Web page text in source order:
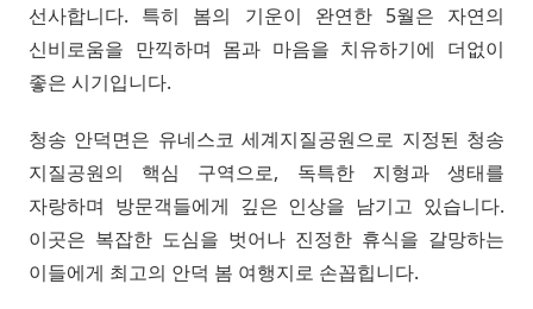
선사합니다. 특히 봄의 기운이 완연한 5월은 자연의
신비로움을 만끽하며 몸과 마음을 치유하기에 더없이
좋은 시기입니다.
청송 안덕면은 유네스코 세계지질공원으로 지정된 청송
지질공원의 핵심 구역으로, 독특한 지형과 생태를
자랑하며 방문객들에게 깊은 인상을 남기고 있습니다.
이곳은 복잡한 도심을 벗어나 진정한 휴식을 갈망하는
이들에게 최고의 안덕 봄 여행지로 손꼽힙니다.